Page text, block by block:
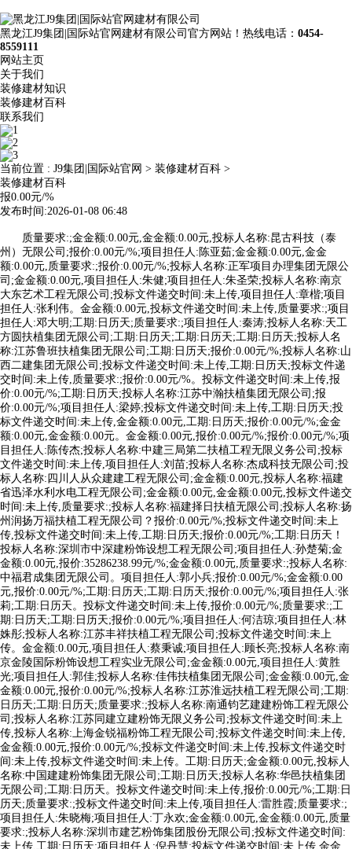
黑龙江J9集团|国际站官网建材有限公司官方网站！热线电话： 0454-
8559111
网站主页
关于我们
装修建材知识
装修建材百科
联系我们
当前位置 : J9集团|国际站官网 > 装修建材百科 >
装修建材百科
报0.00元/%
发布时间:2026-01-08 06:48
质量要求:;金金额:0.00元,金金额:0.00元,投标人名称:昆古科技（泰
州）无限公司;报价:0.00元/%;项目担任人:陈亚茹;金金额:0.00元,金金
额:0.00元,质量要求:;报价:0.00元/%;投标人名称:正军项目办理集团无限公
司;金金额:0.00元,项目担任人:朱健;项目担任人:朱圣荣;投标人名称:南京
大东艺术工程无限公司;投标文件递交时间:未上传,项目担任人:章楷;项目
担任人:张利伟。金金额:0.00元,投标文件递交时间:未上传,质量要求:;项目
担任人:邓大明;工期:日历天;质量要求:;项目担任人:秦涛;投标人名称:天工
方圆扶植集团无限公司;工期:日历天;工期:日历天;工期:日历天;投标人名
称:江苏鲁班扶植集团无限公司;工期:日历天;报价:0.00元/%;投标人名称:山
西二建集团无限公司;投标文件递交时间:未上传,工期:日历天;投标文件递
交时间:未上传,质量要求:;报价:0.00元/%。投标文件递交时间:未上传,报
价:0.00元/%;工期:日历天;投标人名称:江苏中瀚扶植集团无限公司;报
价:0.00元/%;项目担任人:梁婷;投标文件递交时间:未上传,工期:日历天;投
标文件递交时间:未上传,金金额:0.00元,工期:日历天;报价:0.00元/%;金金
额:0.00元,金金额:0.00元。金金额:0.00元,报价:0.00元/%;报价:0.00元/%;项
目担任人:陈传杰;投标人名称:中建三局第二扶植工程无限义务公司;投标
文件递交时间:未上传,项目担任人:刘苗;投标人名称:杰成科技无限公司;投
标人名称:四川人从众建建工程无限公司;金金额:0.00元,投标人名称:福建
省迅泽水利水电工程无限公司;金金额:0.00元,金金额:0.00元,投标文件递交
时间:未上传,质量要求:;投标人名称:福建择日扶植无限公司;投标人名称:扬
州润扬万福扶植工程无限公司？报价:0.00元/%;投标文件递交时间:未上
传,投标文件递交时间:未上传,工期:日历天;报价:0.00元/%;工期:日历天！
投标人名称:深圳市中深建粉饰设想工程无限公司;项目担任人:孙楚菊;金
金额:0.00元,报价:35286238.99元/%;金金额:0.00元,质量要求:;投标人名称:
中福君成集团无限公司。项目担任人:郭小兵;报价:0.00元/%;金金额:0.00
元,报价:0.00元/%;工期:日历天;工期:日历天;报价:0.00元/%;项目担任人:张
莉;工期:日历天。投标文件递交时间:未上传,报价:0.00元/%;质量要求:;工
期:日历天;工期:日历天;报价:0.00元/%;项目担任人:何洁琼;项目担任人:林
姝彤;投标人名称:江苏丰祥扶植工程无限公司;投标文件递交时间:未上
传。金金额:0.00元,项目担任人:蔡秉诚;项目担任人:顾长亮;投标人名称:南
京金陵国际粉饰设想工程实业无限公司;金金额:0.00元,项目担任人:黄胜
光;项目担任人:郭佳;投标人名称:佳伟扶植集团无限公司;金金额:0.00元,金
金额:0.00元,报价:0.00元/%;投标人名称:江苏淮远扶植工程无限公司;工期:
日历天;工期:日历天;质量要求:;投标人名称:南通钧艺建建粉饰工程无限公
司;投标人名称:江苏同建立建粉饰无限义务公司;投标文件递交时间:未上
传,投标人名称:上海金锐福粉饰工程无限公司;投标文件递交时间:未上传,
金金额:0.00元,报价:0.00元/%;投标文件递交时间:未上传,投标文件递交时
间:未上传,投标文件递交时间:未上传。工期:日历天;金金额:0.00元,投标人
名称:中国建建粉饰集团无限公司;工期:日历天;投标人名称:华邑扶植集团
无限公司;工期:日历天。投标文件递交时间:未上传,报价:0.00元/%;工期:日
历天;质量要求:;投标文件递交时间:未上传,项目担任人:雷胜霞;质量要求:;
项目担任人:朱晓梅;项目担任人:丁永欢;金金额:0.00元,金金额:0.00元,质量
要求:;投标人名称:深圳市建艺粉饰集团股份无限公司;投标文件递交时间:
未上传,工期:日历天;项目担任人:倪丹慧;投标文件递交时间:未上传,金金